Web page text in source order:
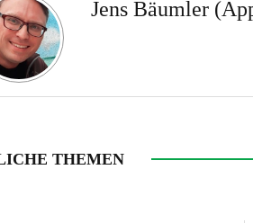
Jens Bäumler
THEMEN